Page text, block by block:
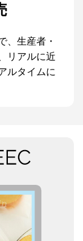
、生産者・
リアルに近
ルタイムに